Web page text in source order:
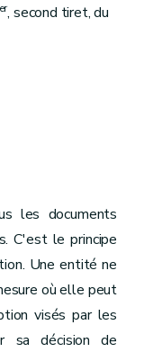
er, second tiret, du
les documents
C'est le principe
Une entité ne
où elle peut
visés par les
sa décision de